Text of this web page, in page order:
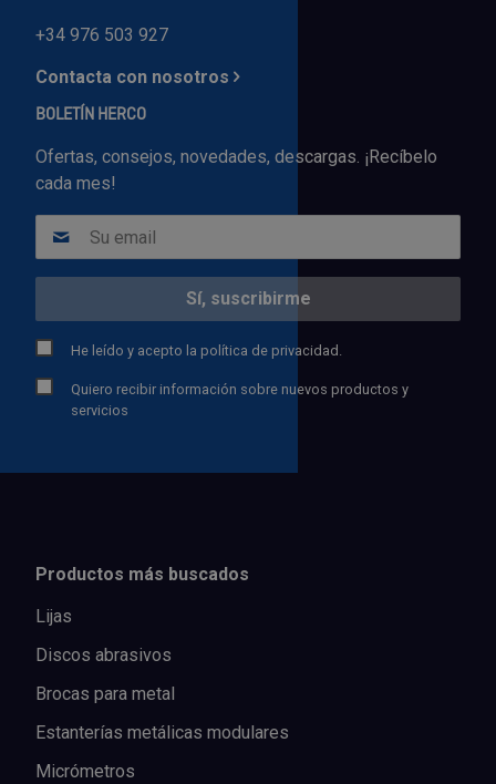
+34 976 503 927
Contacta con nosotros
BOLETÍN HERCO
Ofertas, consejos, novedades, descargas. ¡Recíbelo
cada mes!
He leído y acepto la política de privacidad.
Quiero recibir información sobre nuevos productos y
servicios
Productos más buscados
Lijas
Discos abrasivos
Brocas para metal
Estanterías metálicas modulares
Micrómetros